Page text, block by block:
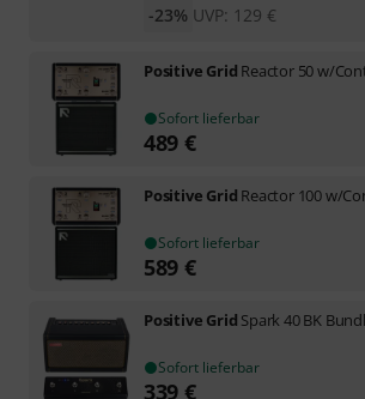
UVP: 129 €
-23%
Positive Grid Reactor 50 w/
Sofort lieferbar
489 €
Positive Grid Reactor 100 w/
Sofort lieferbar
589 €
Positive Grid Spark 40 BK
Sofort lieferbar
339 €